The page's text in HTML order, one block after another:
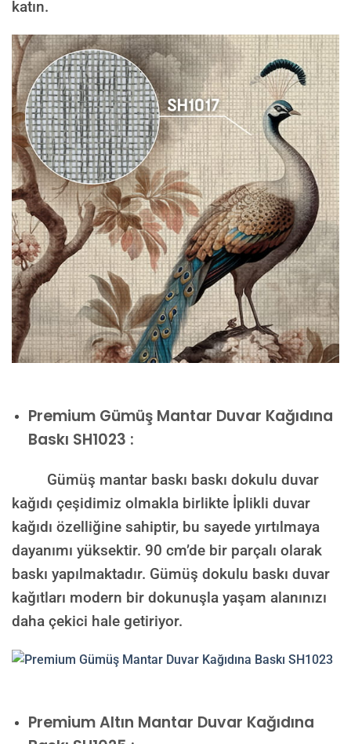
katın.
Premium Gümüş Mantar Duvar Kağıdına
Baskı SH1023 :
Gümüş mantar baskı baskı dokulu duvar
kağıdı çeşidimiz olmakla birlikte İplikli duvar
kağıdı özelliğine sahiptir, bu sayede yırtılmaya
dayanımı yüksektir. 90 cm’de bir parçalı olarak
baskı yapılmaktadır. Gümüş dokulu baskı duvar
kağıtları modern bir dokunuşla yaşam alanınızı
daha çekici hale getiriyor.
PremiumAltın Mantar Duvar Kağıdına